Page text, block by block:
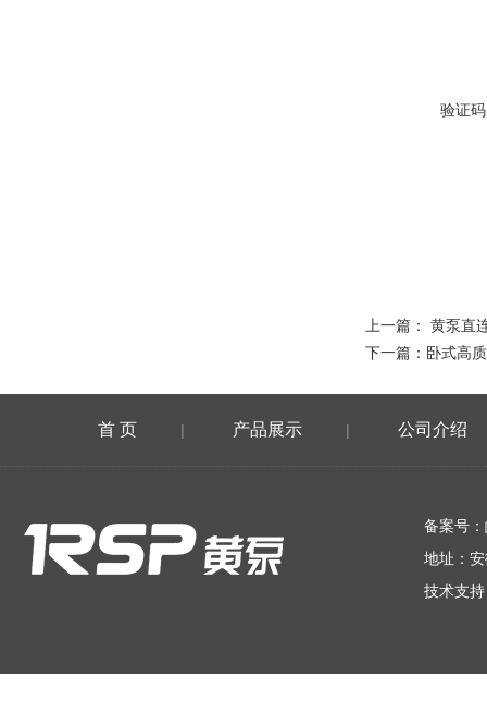
验证
上一篇： 黄泵直
下一篇： 卧式高
首 页 | 产品展示 | 公司介绍
备案号：
地址：
技术支